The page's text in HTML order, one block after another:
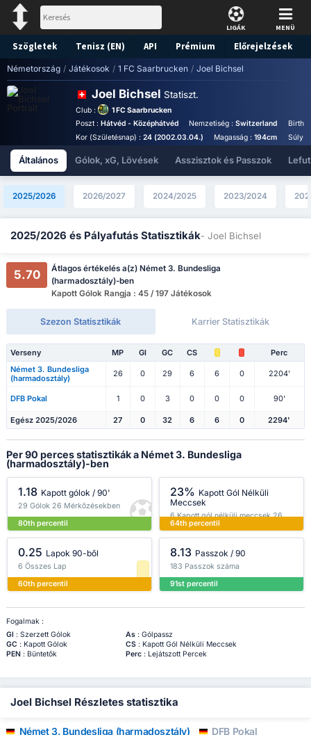
LIGÁK MENÜ
Szögletek Tenisz (EN) API Prémium Előrejelzések
Németország / Játékosok / 1 FC Saarbrucken / Joel Bichsel
Joel Bichsel Statiszt.
Club :
1 FC Saarbrucken
Poszt : Hátvéd - Középhátvéd Nemzetiség :Switzerland
Kor (Születésnap) : 24 (2002.03.04.) Magasság :194cm Súly :
Általános Gólok, xG, Lövések Asszisztok és Passzok
2025/2026 2026/2027 2024/2025 2023/2024
2025/2026 és Pályafutás Statisztikák- Joel Bichsel
5.70
Átlagos értékelés a(z) Német 3. Bundesliga
(harmadosztály)-ben
Kapott Gólok Rangja : 45 / 197 Játékosok
Szezon Statisztikák Karrier Statisztikák
Verseny MP Gl GC CS
Perc
Német 3. Bundesliga
(harmadosztály)
26 0 29 6 6 0 2204'
DFB Pokal 1 0 3 0 0 0 90'
Egész 2025/2026 27 0 32 6 6 0 2294'
Per 90 perces statisztikák a Német 3. Bundesliga
(harmadosztály)-ben
1.18 Kapott gólok / 90'
29 Gólok 26 Mérkőzésekben
80th percentil
23% Kapott Gól Nélküli
Meccsek
6 Kapott gól nélküli meccsek 26
Mérkőzésekben
64th percentil
0.25 Lapok 90-ből
6 Összes Lap
60th percentil
8.13 Passzok / 90
183 Passzok száma
91st percentil
Fogalmak :
Gl : Szerzett Gólok As: Gólpassz
GC : Kapott Gólok CS: Kapott Gól Nélküli Meccsek
PEN : Büntetők Perc: Lejátszott Percek
Joel Bichsel Részletes statisztika
Német 3. Bundesliga (harmadosztály) DFB Pokal